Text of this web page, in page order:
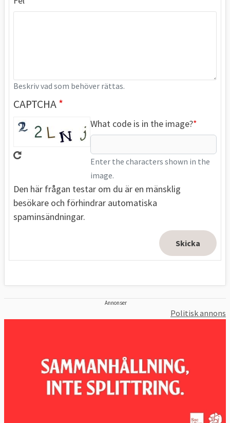
Beskriv vad som behöver rättas.
CAPTCHA
What code is in the image?
Enter the characters shown in the
image.
Den här frågan testar om du är en mänsklig
besökare och förhindrar automatiska
spaminsändningar.
Annonser
Politisk annons